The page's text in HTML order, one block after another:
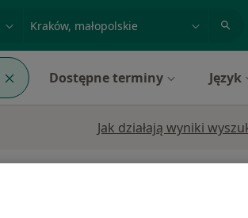
miasto lub dzielnica
Dostępne terminy Język
Jak działają wyniki